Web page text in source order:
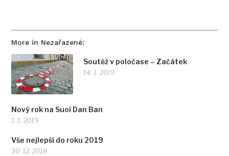
More in Nezařazené:
Soutěž v poločase – Začátek
14. 1. 2019
Nový rok na Suoi Dan Ban
1. 1. 2019
Vše nejlepší do roku 2019
30. 12. 2018